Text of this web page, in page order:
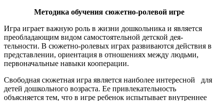
Методика обучения сюжетно-ролевой игре
Игра играет важную роль в жизни дошкольника и является
преобладающим видом самостоятельной детской дея­
тельности. В сюжетно-ролевых играх развиваются действия в
представлении, ориентация в отношениях между людьми,
пер­воначальные навыки кооперации.
Свободная сюжетная игра является наиболее интересной для
детей дошкольного возраста. Ее привлекательность
объясняется тем, что в игре ребенок испытывает внутреннее